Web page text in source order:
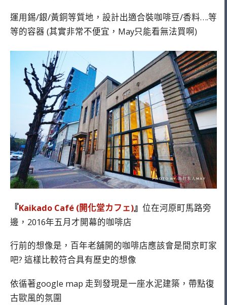
運用錫/銀/黃銅等質地，設計出適合裝咖啡豆/香料….等
等的容器 (其實非常不便宜，May只能看無法買啊)
『Kaikado Café (開化堂カフェ)』 位在河原町馬路旁
邊，2016年五月才開幕的咖啡店
行前的想像是，百年老舖開的咖啡店應該會是間京町家
吧? 這樣比較符合具有歷史的想像
依循著google map 走到發現是一座水泥建築，帶點復
古歐風的氛圍